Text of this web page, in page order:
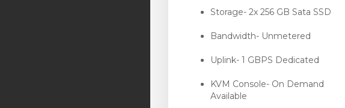
Storage- 2x 256 GB Sata SSD
Bandwidth- Unmetered
Uplink- 1 GBPS Dedicated
KVM Console- On Demand
Available